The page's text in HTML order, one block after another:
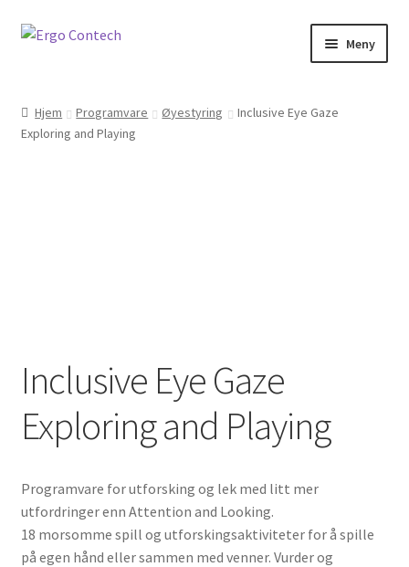
innholdet
Hopp
Hopp
Meny
Programvare
Hjem Programvare Øyestyring
Inclusive Eye Gaze
Exploring and Playing
Inclusive Eye Gaze
Exploring and Playing
Programvare for utforsking og lek med litt mer
utfordringer enn Attention and Looking.
18 morsomme spill og utforskingsaktiviteter for å spille
på egen hånd eller sammen med venner. Vurder og